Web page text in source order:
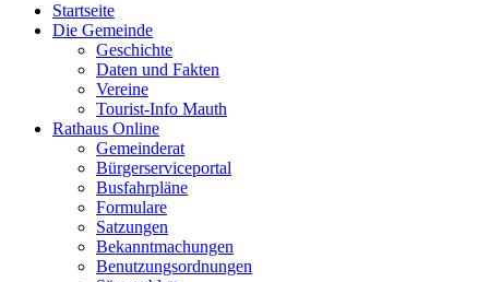
Startseite
Die Gemeinde
Geschichte
Daten und Fakten
Vereine
Tourist-Info Mauth
Rathaus Online
Gemeinderat
Bürgerserviceportal
Busfahrpläne
Formulare
Satzungen
Bekanntmachungen
Benutzungsordnungen